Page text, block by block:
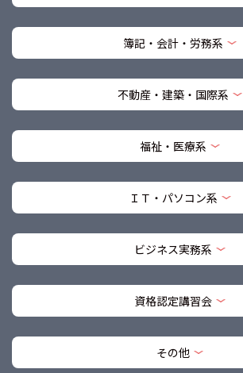
簿記・会計・労務系
不動産・建築・国際系
福祉・医療系
ＩＴ・パソコン系
ビジネス実務系
資格認定講習会
その他